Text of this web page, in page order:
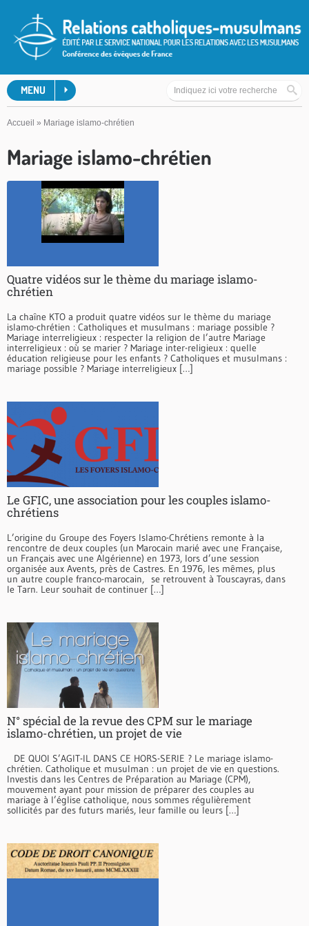
MENU
Accueil » Mariage islamo-chrétien
Mariage islamo-chrétien
Quatre vidéos sur le thème du mariage islamo-
chrétien
La chaîne KTO a produit quatre vidéos sur le thème du mariage
islamo-chrétien : Catholiques et musulmans : mariage possible ?
Mariage interreligieux : respecter la religion de l’autre Mariage
interreligieux : où se marier ? Mariage inter-religieux : quelle
éducation religieuse pour les enfants ? Catholiques et musulmans :
mariage possible ? Mariage interreligieux […]
Le GFIC, une association pour les couples islamo-
chrétiens
L’origine du Groupe des Foyers Islamo-Chrétiens remonte à la
rencontre de deux couples (un Marocain marié avec une Française,
un Français avec une Algérienne) en 1973, lors d’une session
organisée aux Avents, près de Castres. En 1976, les mêmes, plus
un autre couple franco-marocain, se retrouvent à Touscayras, dans
le Tarn. Leur souhait de continuer […]
N° spécial de la revue des CPM sur le mariage
islamo-chrétien, un projet de vie
DE QUOI S’AGIT-IL DANS CE HORS-SERIE ? Le mariage islamo-
chrétien. Catholique et musulman : un projet de vie en questions.
Investis dans les Centres de Préparation au Mariage (CPM),
mouvement ayant pour mission de préparer des couples au
mariage à l’église catholique, nous sommes régulièrement
sollicités par des futurs mariés, leur famille ou leurs […]